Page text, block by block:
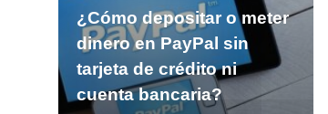
¿Cómo depositar o meter
dinero en PayPal sin
tarjeta de crédito ni
cuenta bancaria?